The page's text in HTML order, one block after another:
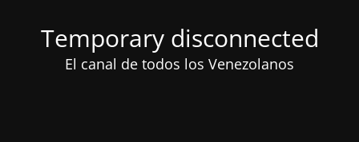
Temporary disconnected
El canal de todos los Venezolanos